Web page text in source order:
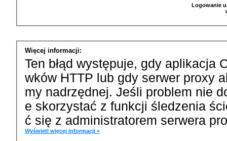
Logowanie
Więcej informacji:
Ten błąd występuje, gdy aplikacja
wków HTTP lub gdy serwer proxy
my nadrzędnej. Jeśli problem nie
e skorzystać z funkcji śledzenia
ć się z administratorem serwera
Wyświetl więcej informacji »